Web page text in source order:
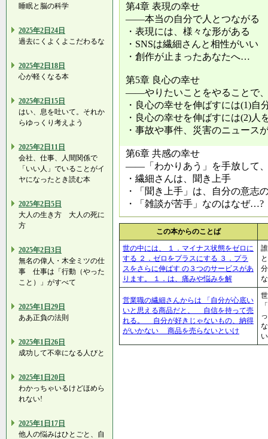
睡眠と脳の科学
2025年2日24日
過去にくよくよこだわるな
2025年2日18日
心が軽くなる本
2025年2日15日
はい、息を吐いて。それか
らゆっくり考えよう
2025年2日11日
会社、仕事、人間関係で
「いい人」でいることがイ
ヤになったとき読む本
2025年2日5日
大人の生き方 大人の死に
方
2025年2日3日
無名の偉人・木全ミツの仕
事 仕事は「行動（やった
こと）」がすべて
2025年1日29日
ああ正負の法則
2025年1日26日
成功して不幸になる人びと
2025年1日20日
わかっちゃいるけどほめら
れない!
2025年1日17日
他人の悩みはひとごと、自
第4章 表現の幸せ
――本当の自分で人とつながる
・表現には、様々な形がある
・SNSは繊細さんと相性がいい
・創作が止まったあなたへ…
第5章 良心の幸せ
――やりたいことをやることで
・良心の幸せを伸ばすには(1)
・良心の幸せを伸ばすには(2)人
・事故や事件、災害のニュース
第6章 共感の幸せ
――「わかりあう」を手放して
・繊細さんは、聞き上手
・「聞き上手」は、自分の意志
・「雑談が苦手」なのはなぜ…?
この本からのことば
世の中には、 １．マイナス状態をゼロに
する ２．ゼロをプラスにする ３．プラ
スをさらに伸ばす の３つのサービスがあ
ります。 １．は、痛みや悩みを解
営業職の繊細さんからは 「自分が心底い
いと思える商品だと、 自信を持って売
れる。 自分が好きじゃないもの、納得
がいかない 商品を売らないといけ
い